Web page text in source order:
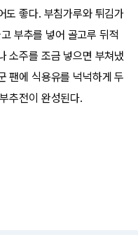
도 좋다. 부침가루와 튀김가
부추를 넣어 골고루 뒤적
소주를 조금 넣으면 부쳐냈
팬에 식용유를 넉넉하게 두
추전이 완성된다.